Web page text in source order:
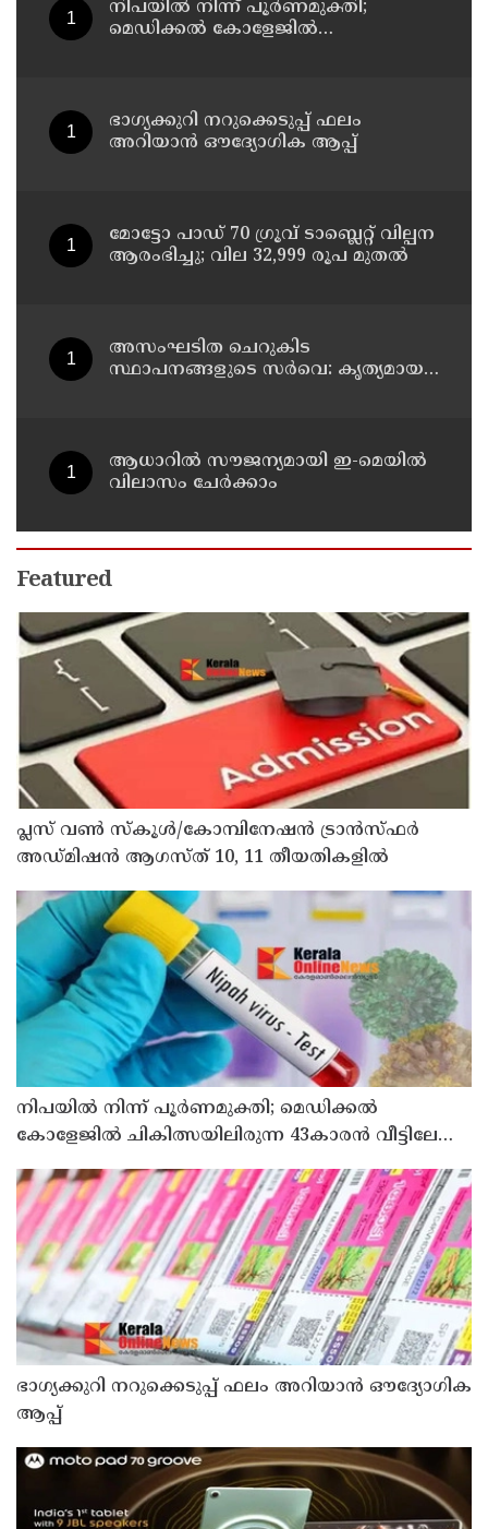
നിപയിൽ നിന്ന് പൂർണമുക്തി;
മെഡിക്കൽ കോളേജിൽ
ഭാഗ്യക്കുറി നറുക്കെടുപ്പ് ഫലം
അറിയാൻ ഔദ്യോഗിക ആപ്പ്
മോട്ടോ പാഡ് 70 ഗ്രൂവ് ടാബ്ലെറ്റ് വില്പന
ആരംഭിച്ചു; വില 32,999 രൂപ മുതൽ
അസംഘടിത ചെറുകിട
സ്ഥാപനങ്ങളുടെ സർവെ: കൃത്യമായ
ആധാറിൽ സൗജന്യമായി ഇ-മെയിൽ
വിലാസം ചേർക്കാം
Featured
പ്ലസ് വൺ സ്‌കൂൾ/കോമ്പിനേഷൻ ട്രാൻസ്ഫർ
അഡ്മിഷൻ ആഗസ്ത് 10, 11 തീയതികളിൽ
നിപയിൽ നിന്ന് പൂർണമുക്തി; മെഡിക്കൽ
കോളേജിൽ ചികിത്സയിലിരുന്ന 43കാരൻ വീട്ടിലേക്ക്
ഭാഗ്യക്കുറി നറുക്കെടുപ്പ് ഫലം അറിയാൻ ഔദ്യോഗിക
ആപ്പ്